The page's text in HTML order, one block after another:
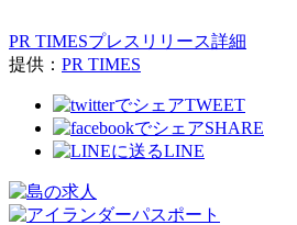
PR TIMESプレスリリース詳細
提供： PR TIMES
TWEET
SHARE
LINE